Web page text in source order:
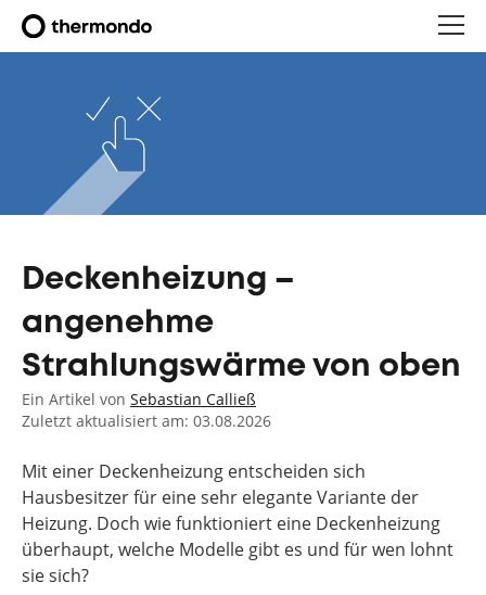
Deckenheizung –
angenehme
Strahlungswärme von oben
Ein Artikel von Sebastian Calließ
Zuletzt aktualisiert am: 03.08.2026
Mit einer Deckenheizung entscheiden sich
Hausbesitzer für eine sehr elegante Variante der
Heizung. Doch wie funktioniert eine Deckenheizung
überhaupt, welche Modelle gibt es und für wen lohnt
sie sich?